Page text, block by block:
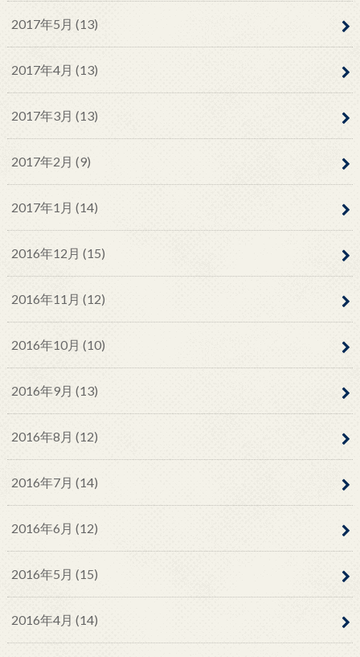
2017年5月 (13)
2017年4月 (13)
2017年3月 (13)
2017年2月 (9)
2017年1月 (14)
2016年12月 (15)
2016年11月 (12)
2016年10月 (10)
2016年9月 (13)
2016年8月 (12)
2016年7月 (14)
2016年6月 (12)
2016年5月 (15)
2016年4月 (14)